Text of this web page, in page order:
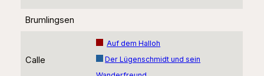
Brumlingsen
Calle
Auf dem Halloh
Der Lügenschmidt und sein